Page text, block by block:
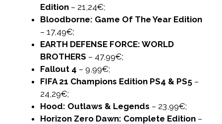
Edition – 21,24€;
Bloodborne: Game Of The Year Edition
– 17,49€;
EARTH DEFENSE FORCE: WORLD
BROTHERS – 47,99€;
Fallout 4 – 9,99€;
FIFA 21 Champions Edition PS4 & PS5 –
24,29€;
Hood: Outlaws & Legends – 23,99€;
Horizon Zero Dawn: Complete Edition –